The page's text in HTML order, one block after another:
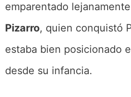
emparentado
Pizarro, quien conquistó
estaba bien posicionado
desde su infancia.